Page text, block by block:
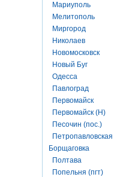
Мариуполь
Мелитополь
Миргород
Николаев
Новомосковск
Новый Буг
Одесса
Павлоград
Первомайск
Первомайск (Н)
Песочин (пос.)
Петропавловская
Борщаговка
Полтава
Попельня (пгт)